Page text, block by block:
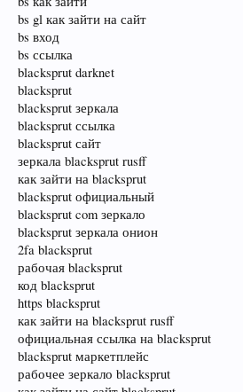
bs gl как зайти на сайт
bs вход
bs ссылка
blacksprut darknet
blacksprut
blacksprut зеркала
blacksprut ссылка
blacksprut сайт
зеркала blacksprut rusff
как зайти на blacksprut
blacksprut официальный
blacksprut com зеркало
blacksprut зеркала онион
2fa blacksprut
рабочая blacksprut
код blacksprut
https blacksprut
как зайти на blacksprut rusff
официальная ссылка на blacksprut
blacksprut маркетплейс
рабочее зеркало blacksprut